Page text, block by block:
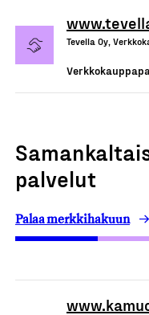
Tevella Oy,
palvelut
Palaa merkkihakuun